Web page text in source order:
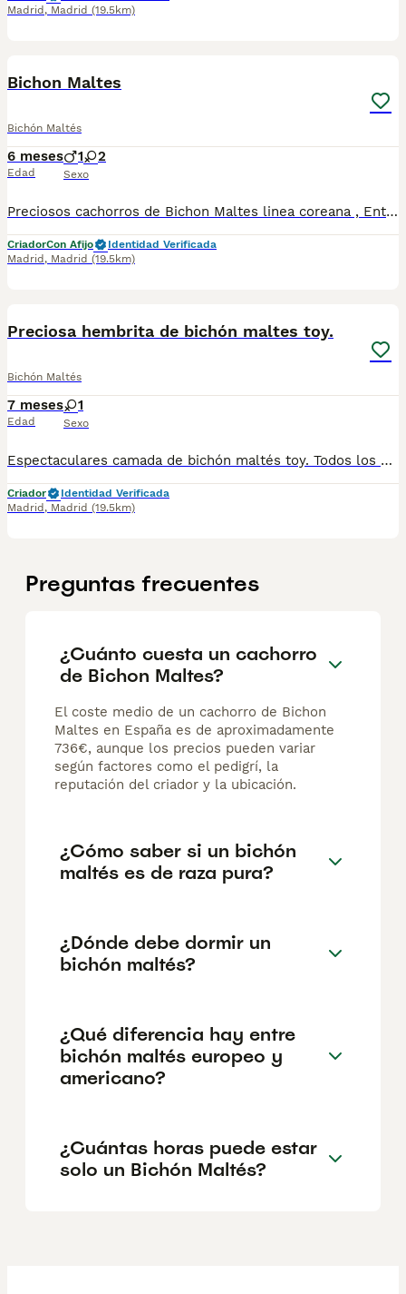
Madrid , Madrid (19.5km)
Bichon Maltes
Bichón Maltés
6 meses
Edad
1 2
Sexo
Preciosos cachorros de Bichon Maltes linea coreana , Entregamos con vacunas y desparasitaciones según la edad . Mandamos a toda España y puede pagar cuando te llegue el cachorro . Cachorros criados en familia en en ambiente natural
CriadorCon Afijo
Identidad Verificada
Madrid , Madrid (19.5km)
Preciosa hembrita de bichón maltes toy.
Bichón Maltés
7 meses
Edad
1
Sexo
Espectaculares camada de bichón maltés toy. Todos los cachorritos se entregan con unos dos meses y medio de edad y sus vacunas correspondientes, desparasitados interna y externamente, con certificado de salud, y garantía tanto por enfermedad vírica como congénito genética. Posibilidad de entregar en toda España mediante transporte propio preparado para animales y con chofer privado. Los precios pueden variar según las características y morfología de cada cachorro. Añádenos al whats app o llámanos, y encantados atenderemos todas tus dudas y consultas. Teléfono / Whats app: 641 92 23 90
Criador
Identidad Verificada
Madrid , Madrid (19.5km)
Preguntas frecuentes
¿Cuánto cuesta un cachorro
de Bichon Maltes?
El coste medio de un cachorro de Bichon
Maltes en España es de aproximadamente
736€, aunque los precios pueden variar
según factores como el pedigrí, la
reputación del criador y la ubicación.
¿Cómo saber si un bichón
maltés es de raza pura?
¿Dónde debe dormir un
bichón maltés?
¿Qué diferencia hay entre
bichón maltés europeo y
americano?
¿Cuántas horas puede estar
solo un Bichón Maltés?